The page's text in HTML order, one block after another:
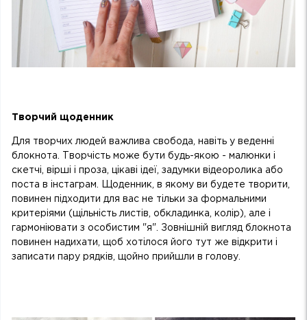
Творчий щоденник
Для творчих людей важлива свобода, навіть у веденні
блокнота. Творчість може бути будь-якою - малюнки і
скетчі, вірші і проза, цікаві ідеї, задумки відеоролика або
поста в інстаграм. Щоденник, в якому ви будете творити,
повинен підходити для вас не тільки за формальними
критеріями (щільність листів, обкладинка, колір), але і
гармоніювати з особистим "я". Зовнішній вигляд блокнота
повинен надихати, щоб хотілося його тут же відкрити і
записати пару рядків, щойно прийшли в голову.